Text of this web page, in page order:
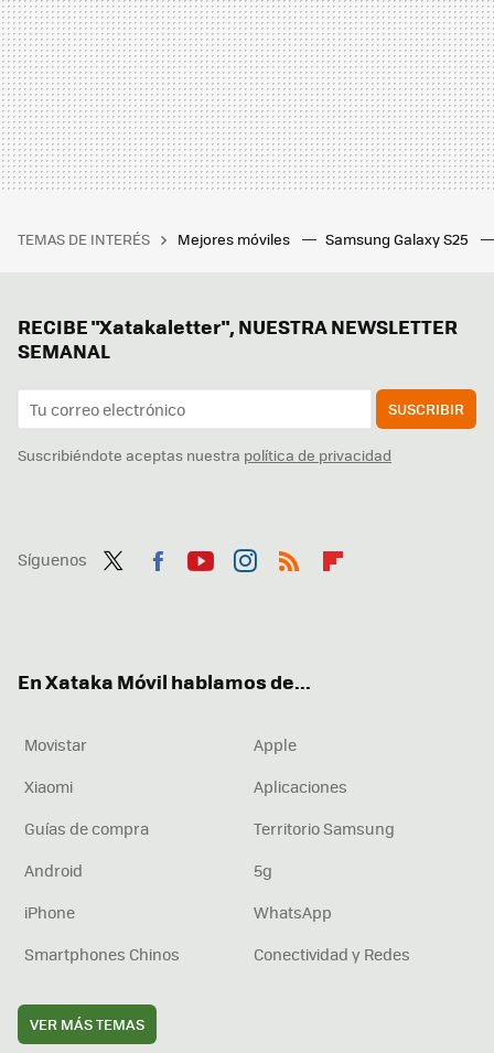
TEMAS DE INTERÉS Mejores móviles Samsung Galaxy S25
RECIBE "Xatakaletter", NUESTRA NEWSLETTER
SEMANAL
SUSCRIBIR
Suscribiéndote aceptas nuestra política de privacidad
Síguenos
En Xataka Móvil hablamos de...
Movistar
Apple
Xiaomi
Aplicaciones
Guías de compra
Territorio Samsung
Android
5g
iPhone
WhatsApp
Smartphones Chinos
Conectividad y Redes
VER MÁS TEMAS